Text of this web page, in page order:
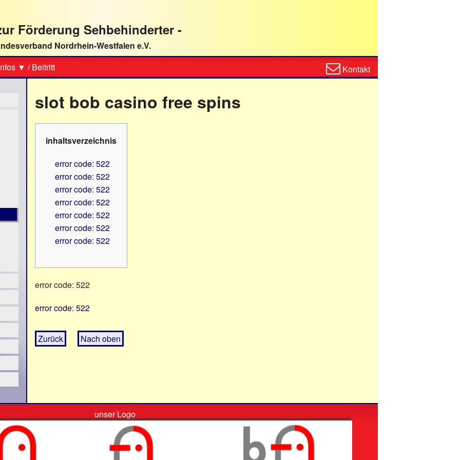
Förderung Sehbehinderter -
Nordrhein-Westfalen e.V.
▼ /Beitritt
Kontaktformular
Kontakt
slot bob casino free spins
inhaltsverzeichnis
error code: 522
error code: 522
error code: 522
error code: 522
error code: 522
error code: 522
error code: 522
error code: 522
error code: 522
Zurück Nach oben
unser Logo